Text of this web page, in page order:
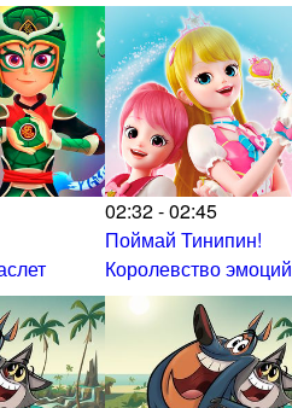
02:32 - 02:45
Поймай Тинипин!
Королевство эмоций